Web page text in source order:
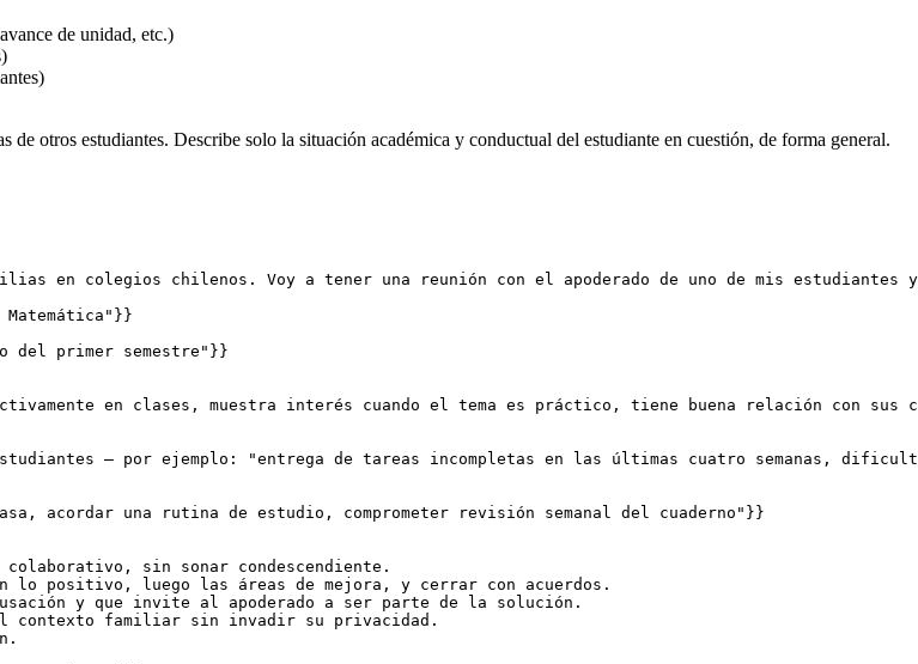
de unidad, etc.)
otros estudiantes. Describe solo la situación académica y conductual del estudiante en cuestión, de forma general.
en colegios chilenos. Voy a tener una reunión con el apoderado de uno de mis
del primer semestre"}}
en clases, muestra interés cuando el tema es práctico, tiene buena relación con sus
— por ejemplo: "entrega de tareas incompletas en las últimas cuatro semanas,
acordar una rutina de estudio, comprometer revisión semanal del cuaderno"}}
sin sonar condescendiente.
lo positivo, luego las áreas de mejora, y cerrar con acuerdos.
y que invite al apoderado a ser parte de la solución.
el contexto familiar sin invadir su privacidad.